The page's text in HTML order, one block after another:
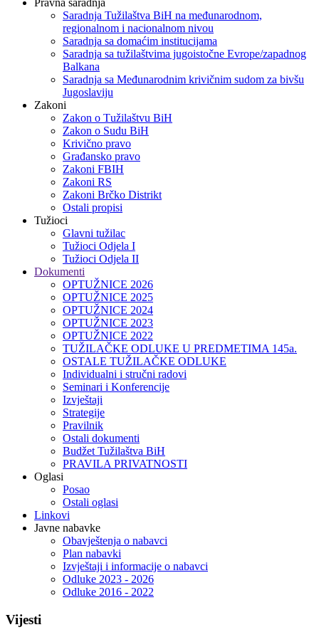
Pravna saradnja
Saradnja Tužilaštva BiH na međunarodnom,
regionalnom i nacionalnom nivou
Saradnja sa domaćim institucijama
Saradnja sa tužilaštvima jugoistočne Evrope/zapadnog
Balkana
Saradnja sa Međunarodnim krivičnim sudom za bivšu
Jugoslaviju
Zakoni
Zakon o Тužilaštvu BiH
Zakon o Sudu BiH
Krivično pravo
Građansko pravo
Zakoni FBIH
Zakoni RS
Zakoni Brčko Distrikt
Ostali propisi
Tužioci
Glavni tužilac
Tužioci Odjela I
Tužioci Odjela II
Dokumenti
OPTUŽNICE 2026
OPTUŽNICE 2025
OPTUŽNICE 2024
OPTUŽNICE 2023
OPTUŽNICE 2022
TUŽILAČKE ODLUKE U PREDMETIMA 145a.
OSTALE TUŽILAČKE ODLUKE
Individualni i stručni radovi
Seminari i Konferencije
Izvještaji
Strategije
Pravilnik
Ostali dokumenti
Budžet Tužilaštva BiH
PRAVILA PRIVATNOSTI
Oglasi
Posao
Ostali oglasi
Linkovi
Javne nabavke
Obavještenja o nabavci
Plan nabavki
Izvještaji i informacije o nabavci
Odluke 2023 - 2026
Odluke 2016 - 2022
Vijesti